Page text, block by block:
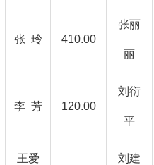
张 玲 410.00
张丽
丽
李 芳 120.00
刘衍
平
王爱 刘建